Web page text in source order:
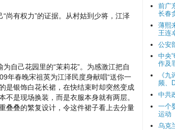
尚有权力”的证据。从村姑到少将，江泽
自己花园里的“茉莉花”。为感激江把自
年春晚宋祖英为江泽民度身献唱“送你一
是银饰白花长裙，在快结束时却突然变成
不是现场换装，而是衣服本身就有两层。
叠叠的繁复设计，令这件裙子看上去分量
前广
长春
薄熙
王连
公安
中央
作及
《
频、
中共
一个
运动
乌克